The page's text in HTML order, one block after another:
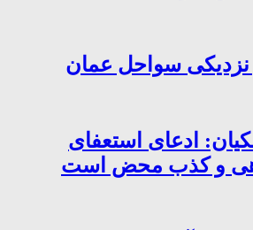
نزدیکی سواحل عمان
ادعای استعفای
و کذب محض است